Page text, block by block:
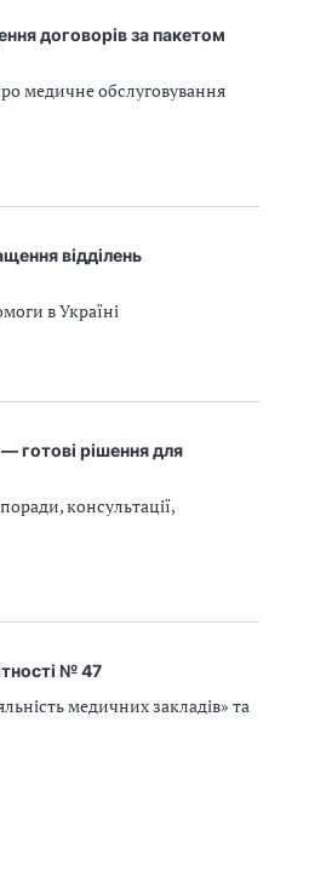
договорів за пакетом
медичне обслуговування
відділень
в Україні
готові рішення для
консультації,
№ 47
медичних закладів» та